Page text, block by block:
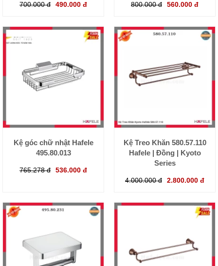
700.000 đ 490.000 đ 800.000 đ 560.000 đ
Kệ góc chữ nhật Hafele
495.80.013
765.278 đ 536.000 đ
Kệ Treo Khăn 580.57.110
Hafele | Đồng | Kyoto
Series
4.000.000 đ 2.800.000 đ